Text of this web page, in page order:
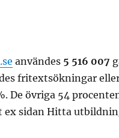
användes 5 516 007
fritextsökningar
De övriga 54
ex sidan Hitta